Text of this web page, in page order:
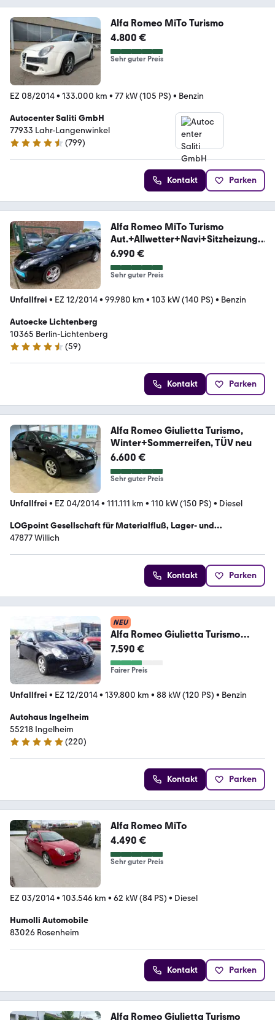
Alfa Romeo MiTo Turismo
4.800 €
Sehr guter Preis
EZ 08/2014• 133.000 km • 77 kW (105 PS) • Benzin
Autocenter Saliti GmbH
77933 Lahr-Langenwinkel
4.6 Sterne
(799)
Kontakt Parken
Alfa Romeo MiTo Turismo
Aut.+Allwetter+Navi+Sitzheizung+
PDC
6.990 €
Sehr guter Preis
Unfallfrei • EZ 12/2014• 99.980 km • 103 kW (140 PS) • Benzin
Autoecke Lichtenberg
10365 Berlin-Lichtenberg
4.7 Sterne
(59)
Kontakt Parken
Alfa Romeo Giulietta Turismo,
Winter+Sommerreifen, TÜV neu
6.600 €
Sehr guter Preis
Unfallfrei • EZ 04/2014• 111.111 km • 110 kW (150 PS) • Diesel
LOGpoint Gesellschaft für Materialfluß, Lager- und
Kommissioniersysteme mbH
47877 Willich
Kontakt Parken
NEU
Alfa Romeo Giulietta Turismo
Klimaaut EURO 6 PDC
7.590 €
Fairer Preis
Unfallfrei • EZ 12/2014• 139.800 km • 88 kW (120 PS) • Benzin
Autohaus Ingelheim
55218 Ingelheim
4.8 Sterne
(220)
Kontakt Parken
Alfa Romeo MiTo
4.490 €
Sehr guter Preis
EZ 03/2014• 103.546 km • 62 kW (84 PS) • Diesel
Humolli Automobile
83026 Rosenheim
Kontakt Parken
Alfa Romeo Giulietta Turismo